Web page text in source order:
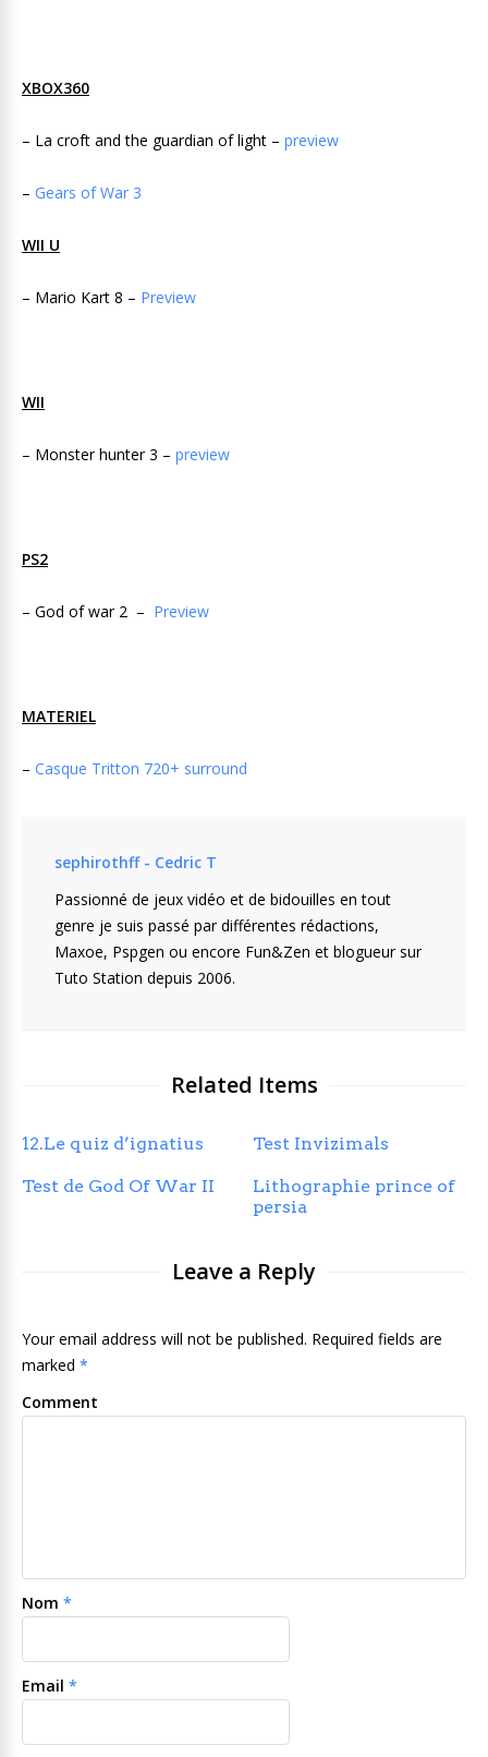
XBOX360
– La croft and the guardian of light – preview
– Gears of War 3
WII U
– Mario Kart 8 – Preview
WII
– Monster hunter 3 – preview
PS2
– God of war 2 – Preview
MATERIEL
– Casque Tritton 720+ surround
sephirothff - Cedric T
Passionné de jeux vidéo et de bidouilles en tout
genre je suis passé par différentes rédactions,
Maxoe, Pspgen ou encore Fun&Zen et blogueur sur
Tuto Station depuis 2006.
Related Items
12.Le quiz d’ignatius Test Invizimals
Test de God Of War II
Lithographie prince of
persia
Leave a Reply
Your email address will not be published. Required fields are
marked *
Comment
Nom *
Email *